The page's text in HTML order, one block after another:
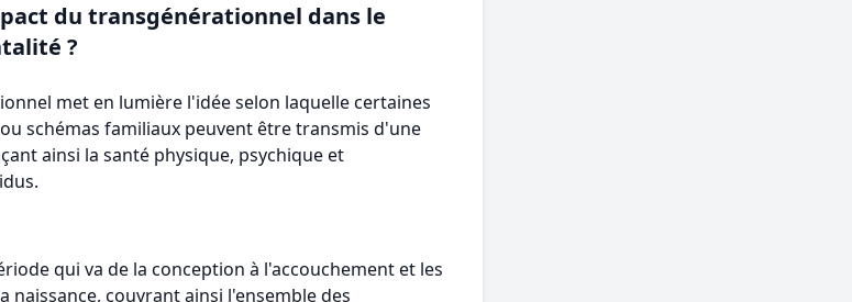
du transgénérationnel dans le
?
met en lumière l'idée selon laquelle certaines
schémas familiaux peuvent être transmis d'une
ainsi la santé physique, psychique et
qui va de la conception à l'accouchement et les
naissance, couvrant ainsi l'ensemble des